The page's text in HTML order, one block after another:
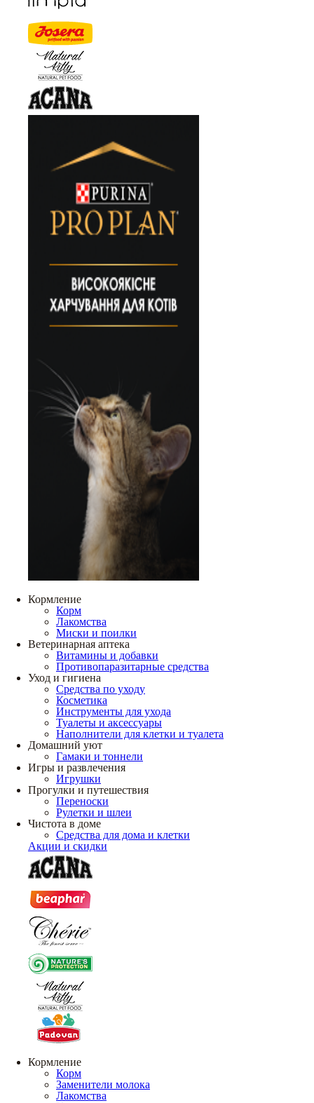
Кормление
Корм
Лакомства
Миски и поилки
Ветеринарная аптека
Витамины и добавки
Противопаразитарные средства
Уход и гигиена
Средства по уходу
Косметика
Инструменты для ухода
Туалеты и аксессуары
Наполнители для клетки и туалета
Домашний уют
Гамаки и тоннели
Игры и развлечения
Игрушки
Прогулки и путешествия
Переноски
Рулетки и шлеи
Чистота в доме
Средства для дома и клетки
Акции и скидки
Кормление
Корм
Заменители молока
Лакомства